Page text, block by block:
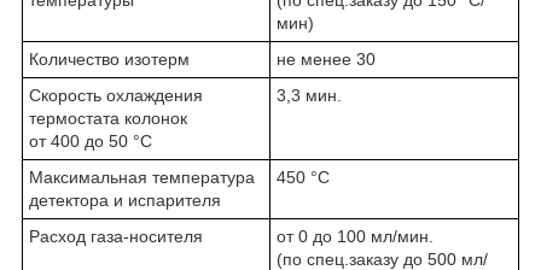
мин)
Количество изотерм
не менее 30
Скорость охлаждения
термостата колонок
от 400 до 50 °C
3,3 мин.
Максимальная температура
детектора и испарителя
450 °С
Расход газа-носителя
от 0 до 100 мл/мин.
(по спец.заказу до 500 мл/